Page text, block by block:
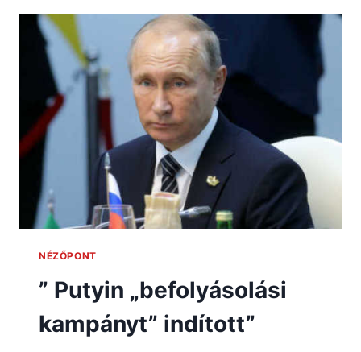
NÉZŐPONT
” Putyin „befolyásolási
kampányt” indított”